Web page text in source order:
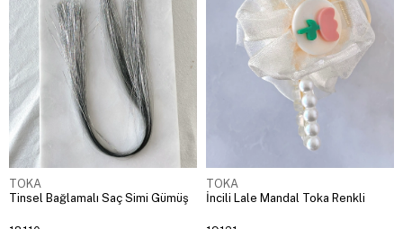
TOKA
Tinsel Bağlamalı Saç Simi Gümüş
TOKA
İncili Lale Mandal Toka Renkli